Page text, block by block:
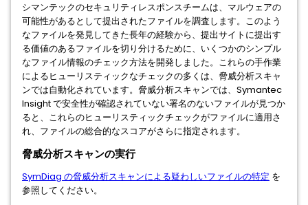
シマンテックのセキュリティレスポンスチームは、マルウェアの
可能性があるとして提出されたファイルを調査します。このよう
なファイルを発見してきた長年の経験から、提出サイトに提出す
る価値のあるファイルを切り分けるために、いくつかのシンプル
なファイル情報のチェック方法を開発しました。これらの手作業
によるヒューリスティックなチェックの多くは、脅威分析スキャ
ンでは自動化されています。脅威分析スキャンでは、Symantec
Insight で安全性が確認されていない署名のないファイルが見つか
ると、これらのヒューリスティックチェックがファイルに適用さ
れ、ファイルの総合的なスコアがさらに指定されます。
脅威分析スキャンの実行
SymDiag の脅威分析スキャンによる疑わしいファイルの特定 を
参照してください。